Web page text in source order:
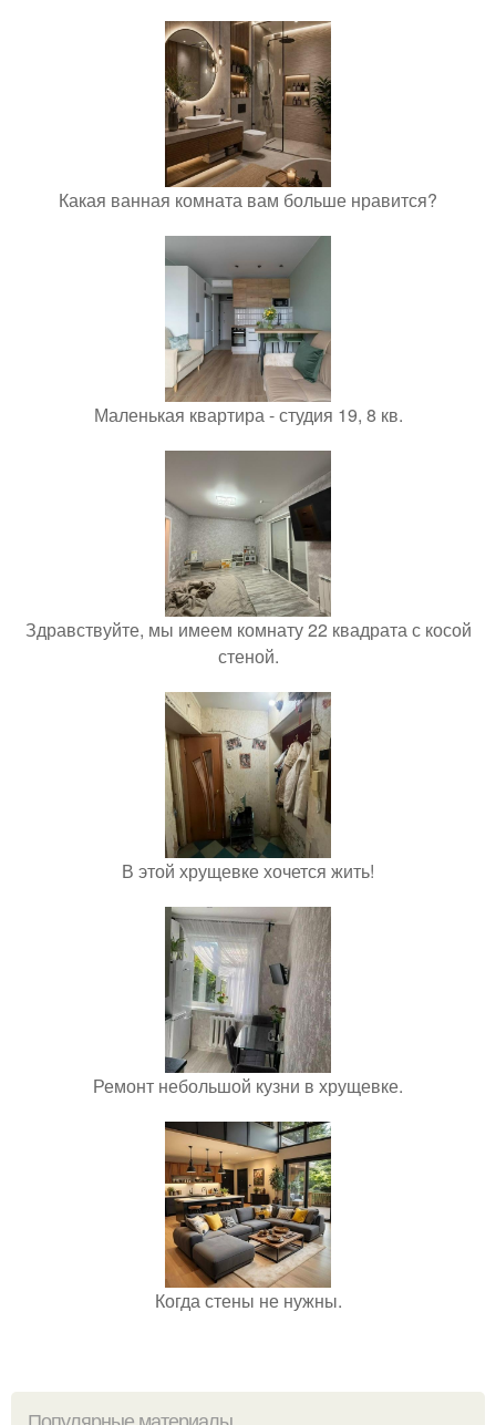
Какая ванная комната вам больше нравится?
Маленькая квартира - студия 19, 8 кв.
Здравствуйте, мы имеем комнату 22 квадрата с косой
стеной.
В этой хрущевке хочется жить!
Ремонт небольшой кузни в хрущевке.
Когда стены не нужны.